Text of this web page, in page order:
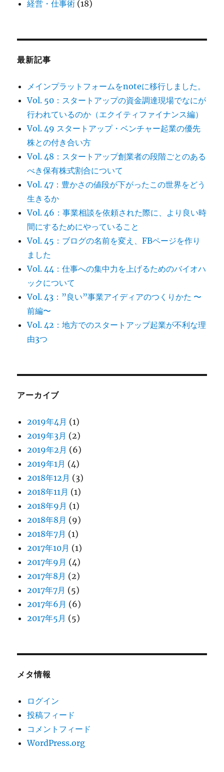
経営・仕事術 (18)
最新記事
メインプラットフォームをnoteに移行しました。
Vol. 50：スタートアップの資金調達現場でなにが
行われているのか（エクイティファイナンス編）
Vol. 49 スタートアップ・ベンチャー起業の優先
株との付き合い方
Vol. 48：スタートアップ創業者の段階ごとのある
べき保有株式割合について
Vol. 47：豊かさの値段が下がったこの世界をどう
生きるか
Vol. 46：事業相談を依頼された際に、より良い時
間にするためにやっていること
Vol. 45：ブログの名前を変え、FBページを作り
ました
Vol. 44：仕事への集中力を上げるためのバイオハ
ックについて
Vol. 43：”良い”事業アイディアのつくりかた 〜
前編〜
Vol. 42：地方でのスタートアップ起業が不利な理
由3つ
アーカイブ
2019年4月 (1)
2019年3月 (2)
2019年2月 (6)
2019年1月 (4)
2018年12月 (3)
2018年11月 (1)
2018年9月 (1)
2018年8月 (9)
2018年7月 (1)
2017年10月 (1)
2017年9月 (4)
2017年8月 (2)
2017年7月 (5)
2017年6月 (6)
2017年5月 (5)
メタ情報
ログイン
投稿フィード
コメントフィード
WordPress.org